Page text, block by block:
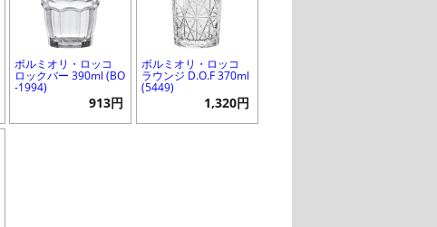
ボルミオリ・ロッコ
ロックバー 390ml (BO
-1994)
913円
ボルミオリ・ロッコ
ラウンジ D.O.F 370ml
(5449)
1,320円